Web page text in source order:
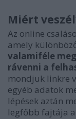
Miért
Az online
amely
valamiféle
rávenni a
mondjuk linkre
egyéb adatok
lépések aztán
legfőbb fajtája